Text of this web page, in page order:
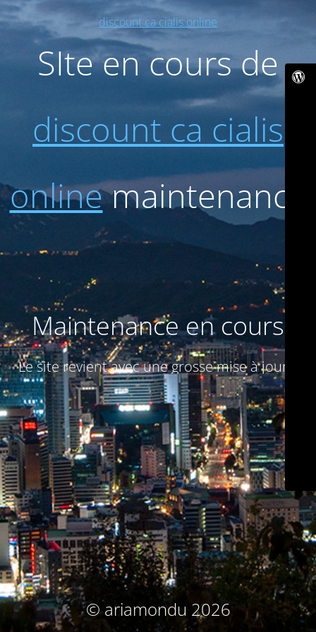
discount ca cialis online
SIte en cours de
discount ca cialis
onlinemaintenance
Maintenance en cours
Le site revient avec une grosse mise à jour :)
© ariamondu 2026